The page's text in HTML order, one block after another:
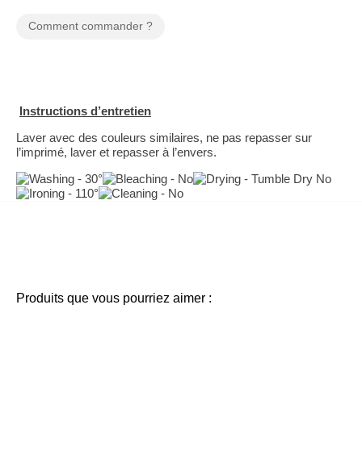
Comment commander ?
Instructions d’entretien
Laver avec des couleurs similaires, ne pas repasser sur
l’imprimé, laver et repasser à l’envers.
Produits que vous pourriez aimer :